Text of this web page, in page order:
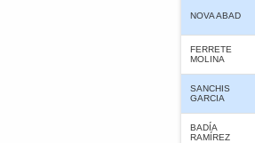
NOVA ABAD
FERRETE
MOLINA
SANCHIS
GARCIA
BADÍA
RAMÍREZ